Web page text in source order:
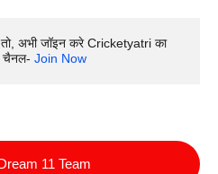
तो, अभी जॉइन करे Cricketyatri का
चैनल- Join Now
11 Team